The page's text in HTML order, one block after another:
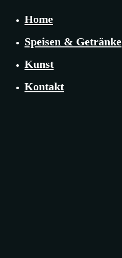
Home
Speisen & Getränke
Kunst
Kontakt